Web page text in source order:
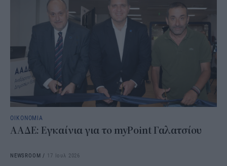
ΟΙΚΟΝΟΜΙΑ
ΑΑΔΕ: Εγκαίνια για το myPoint Γαλατσίου
NEWSROOM / 17 Ιουλ 2026